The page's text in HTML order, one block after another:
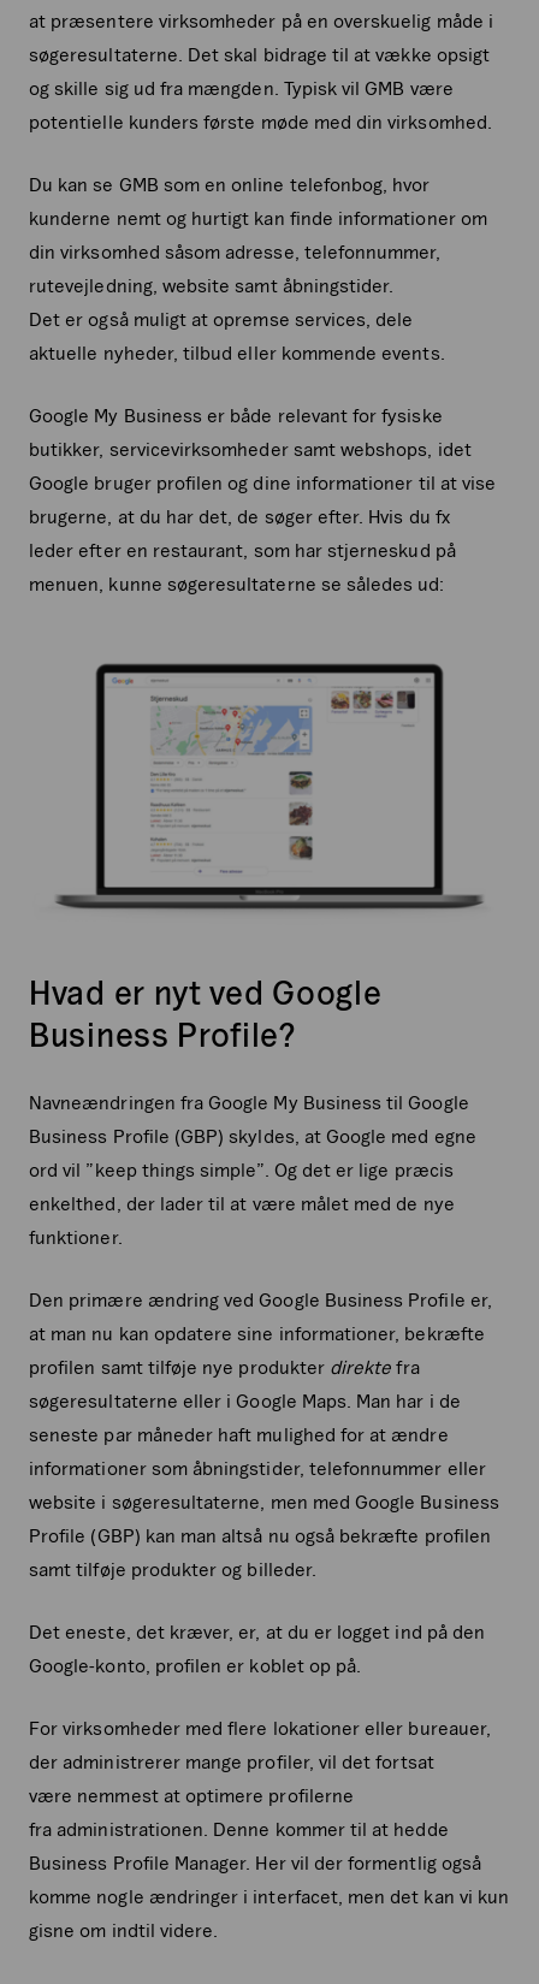
at præsentere virksomheder på en overskuelig måde i
søgeresultaterne. Det skal bidrage til at vække opsigt
og skille sig ud fra mængden. Typisk vil GMB være
potentielle kunders første møde med din virksomhed.
Du kan se GMB som en online telefonbog, hvor
kunderne nemt og hurtigt kan finde informationer om
din virksomhed såsom adresse, telefonnummer,
rutevejledning, website samt åbningstider.
Det er også muligt at opremse services, dele
aktuelle nyheder, tilbud eller kommende events.
Google My Business er både relevant for fysiske
butikker, servicevirksomheder samt webshops, idet
Google bruger profilen og dine informationer til at vise
brugerne, at du har det, de søger efter. Hvis du fx
leder efter en restaurant, som har stjerneskud på
menuen, kunne søgeresultaterne se således ud:
Hvad er nyt ved Google
Business Profile?
Navneændringen fra Google My Business til Google
Business Profile (GBP) skyldes, at Google med egne
ord vil ”keep things simple”. Og det er lige præcis
enkelthed, der lader til at være målet med de nye
funktioner.
Den primære ændring ved Google Business Profile er,
at man nu kan opdatere sine informationer, bekræfte
profilen samt tilføje nye produkter direktefra
søgeresultaterne eller i Google Maps. Man har i de
seneste par måneder haft mulighed for at ændre
informationer som åbningstider, telefonnummer eller
website i søgeresultaterne, men med Google Business
Profile (GBP) kan man altså nu også bekræfte profilen
samt tilføje produkter og billeder.
Det eneste, det kræver, er, at du er logget ind på den
Google-konto, profilen er koblet op på.
For virksomheder med flere lokationer eller bureauer,
der administrerer mange profiler, vil det fortsat
være nemmest at optimere profilerne
fra administrationen. Denne kommer til at hedde
Business Profile Manager. Her vil der formentlig også
komme nogle ændringer i interfacet, men det kan vi kun
gisne om indtil videre.